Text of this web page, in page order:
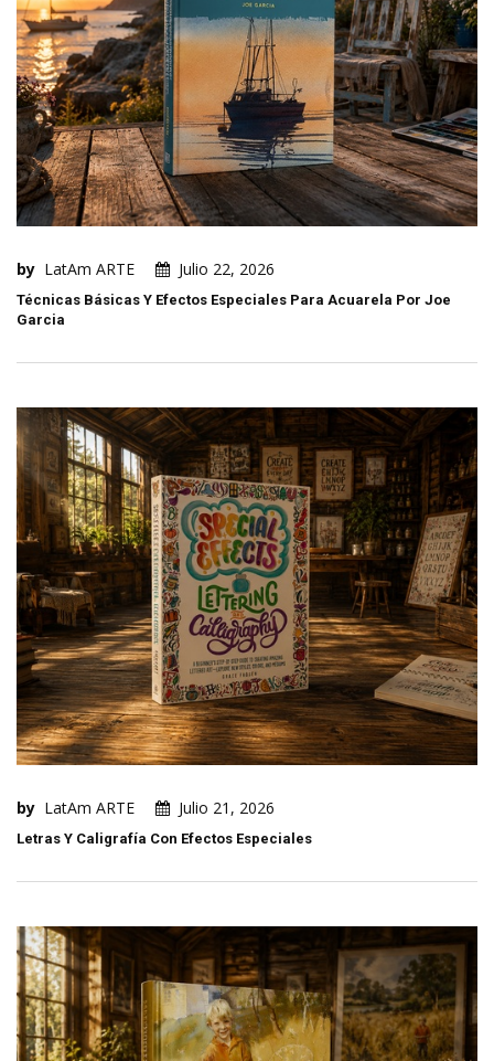
by LatAm ARTE Julio 22, 2026
Técnicas Básicas Y Efectos Especiales Para Acuarela Por Joe
Garcia
by LatAm ARTE Julio 21, 2026
Letras Y Caligrafía Con Efectos Especiales